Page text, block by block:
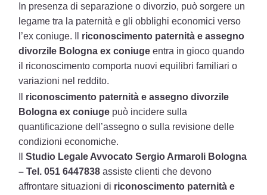
In presenza di separazione o divorzio, può sorgere un
legame tra la paternità e gli obblighi economici verso
l’ex coniuge. Il riconoscimento paternità e assegno
divorzile Bologna ex coniuge entra in gioco quando
il riconoscimento comporta nuovi equilibri familiari o
variazioni nel reddito.
riconoscimento paternità e assegno divorzile
Bologna ex coniuge può incidere sulla
quantificazione dell’assegno o sulla revisione delle
condizioni economiche.
IlStudio Legale Avvocato Sergio Armaroli Bologna
– Tel. 051 6447838 assiste clienti che devono
affrontare situazioni di riconoscimento paternità e